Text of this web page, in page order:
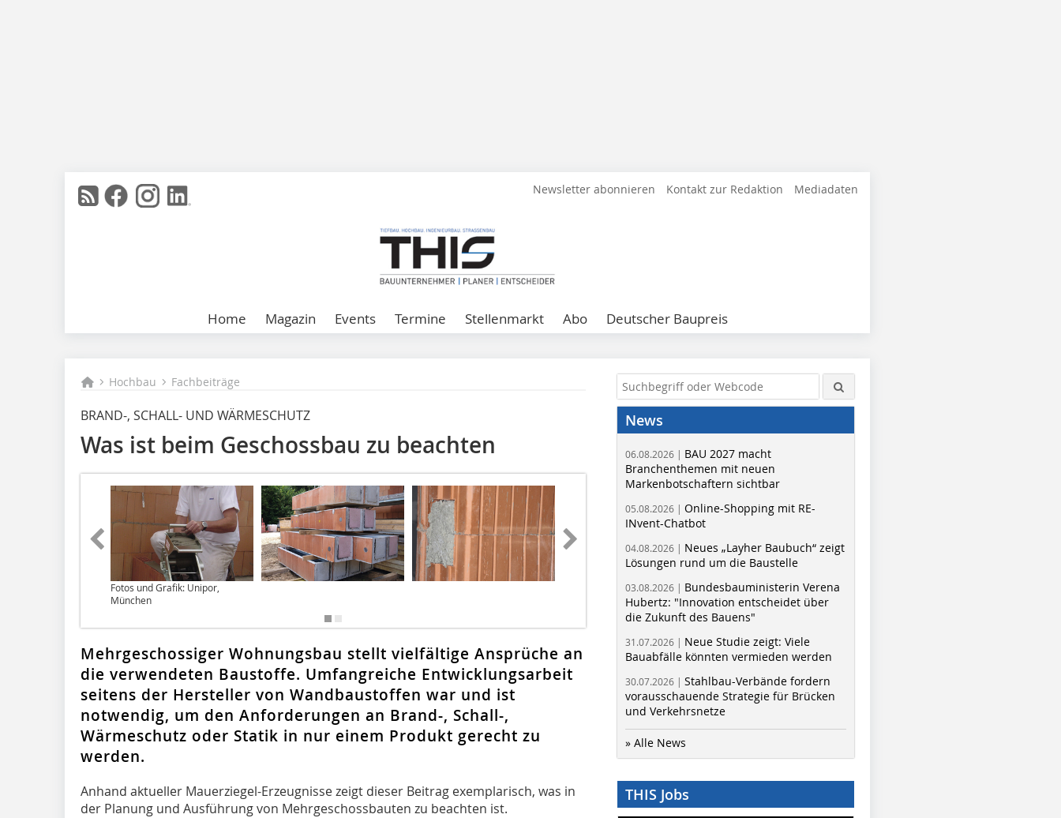
Newsletter abonnieren Kontakt zur Redaktion Mediadaten
Home Magazin Events Termine Stellenmarkt Abo Deutscher Baupreis
Hochbau Fachbeiträge
BRAND-, SCHALL- UND WÄRMESCHUTZ
Was ist beim Geschossbau zu beachten
Fotos und Grafik: Unipor,
München
Mehrgeschossiger Wohnungsbau stellt vielfältige Ansprüche an
die verwendeten Baustoffe. Umfangreiche Entwicklungsarbeit
seitens der Hersteller von Wandbaustoffen war und ist
notwendig, um den Anforderungen an Brand-, Schall-,
Wärmeschutz oder Statik in nur einem Produkt gerecht zu
werden.
Anhand aktueller Mauerziegel-Erzeugnisse zeigt dieser Beitrag exemplarisch, was in
der Planung und Ausführung von Mehrgeschossbauten zu beachten ist.
News
06.08.2026 | BAU 2027 macht
Branchenthemen mit neuen
Markenbotschaftern sichtbar
05.08.2026 | Online-Shopping mit RE-
INvent-Chatbot
04.08.2026 | Neues „Layher Baubuch“ zeigt
Lösungen rund um die Baustelle
03.08.2026 | Bundesbauministerin Verena
Hubertz: "Innovation entscheidet über
die Zukunft des Bauens"
31.07.2026 | Neue Studie zeigt: Viele
Bauabfälle könnten vermieden werden
30.07.2026 | Stahlbau-Verbände fordern
vorausschauende Strategie für Brücken
und Verkehrsnetze
» Alle News
THIS Jobs